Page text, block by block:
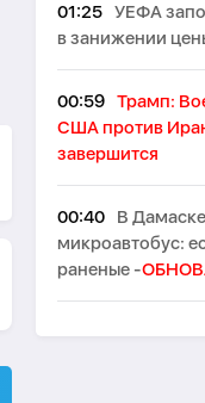
01:25 УЕФА
в занижении
00:59 Трамп:
США против
завершится
00:40
В
микроавтобус:
раненые -
00:29 Два